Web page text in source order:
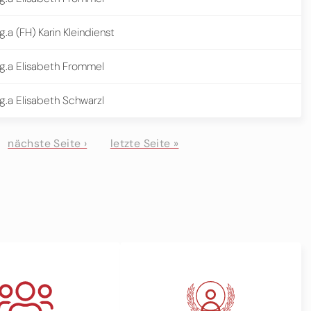
(FH) Karin Kleindienst
Elisabeth Frommel
Elisabeth Schwarzl
nächste Seite › letzte Seite »